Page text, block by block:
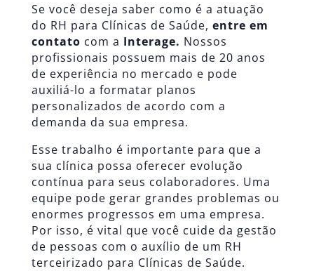
Se você deseja saber como é a atuação
do RH para Clínicas de Saúde, entre em
contato com a Interage. Nossos
profissionais possuem mais de 20 anos
de experiência no mercado e pode
auxiliá-lo a formatar planos
personalizados de acordo com a
demanda da sua empresa.
Esse trabalho é importante para que a
sua clínica possa oferecer evolução
contínua para seus colaboradores. Uma
equipe pode gerar grandes problemas ou
enormes progressos em uma empresa.
Por isso, é vital que você cuide da gestão
de pessoas com o auxílio de um RH
terceirizado para Clínicas de Saúde.